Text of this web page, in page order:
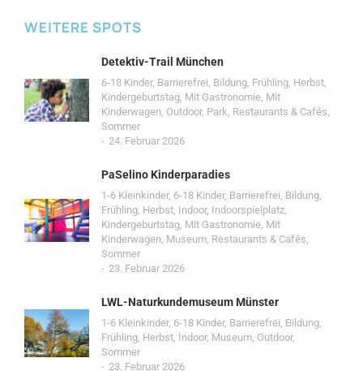
WEITERE SPOTS
Detektiv-Trail München
6-18 Kinder, Barrierefrei, Bildung, Frühling, Herbst,
Kindergeburtstag, Mit Gastronomie, Mit
Kinderwagen, Outdoor, Park, Restaurants & Cafés,
Sommer
24. Februar 2026
PaSelino Kinderparadies
1-6 Kleinkinder, 6-18 Kinder, Barrierefrei, Bildung,
Frühling, Herbst, Indoor, Indoorspielplatz,
Kindergeburtstag, Mit Gastronomie, Mit
Kinderwagen, Museum, Restaurants & Cafés,
Sommer
23. Februar 2026
LWL-Naturkundemuseum Münster
1-6 Kleinkinder, 6-18 Kinder, Barrierefrei, Bildung,
Frühling, Herbst, Indoor, Museum, Outdoor,
Sommer
23. Februar 2026